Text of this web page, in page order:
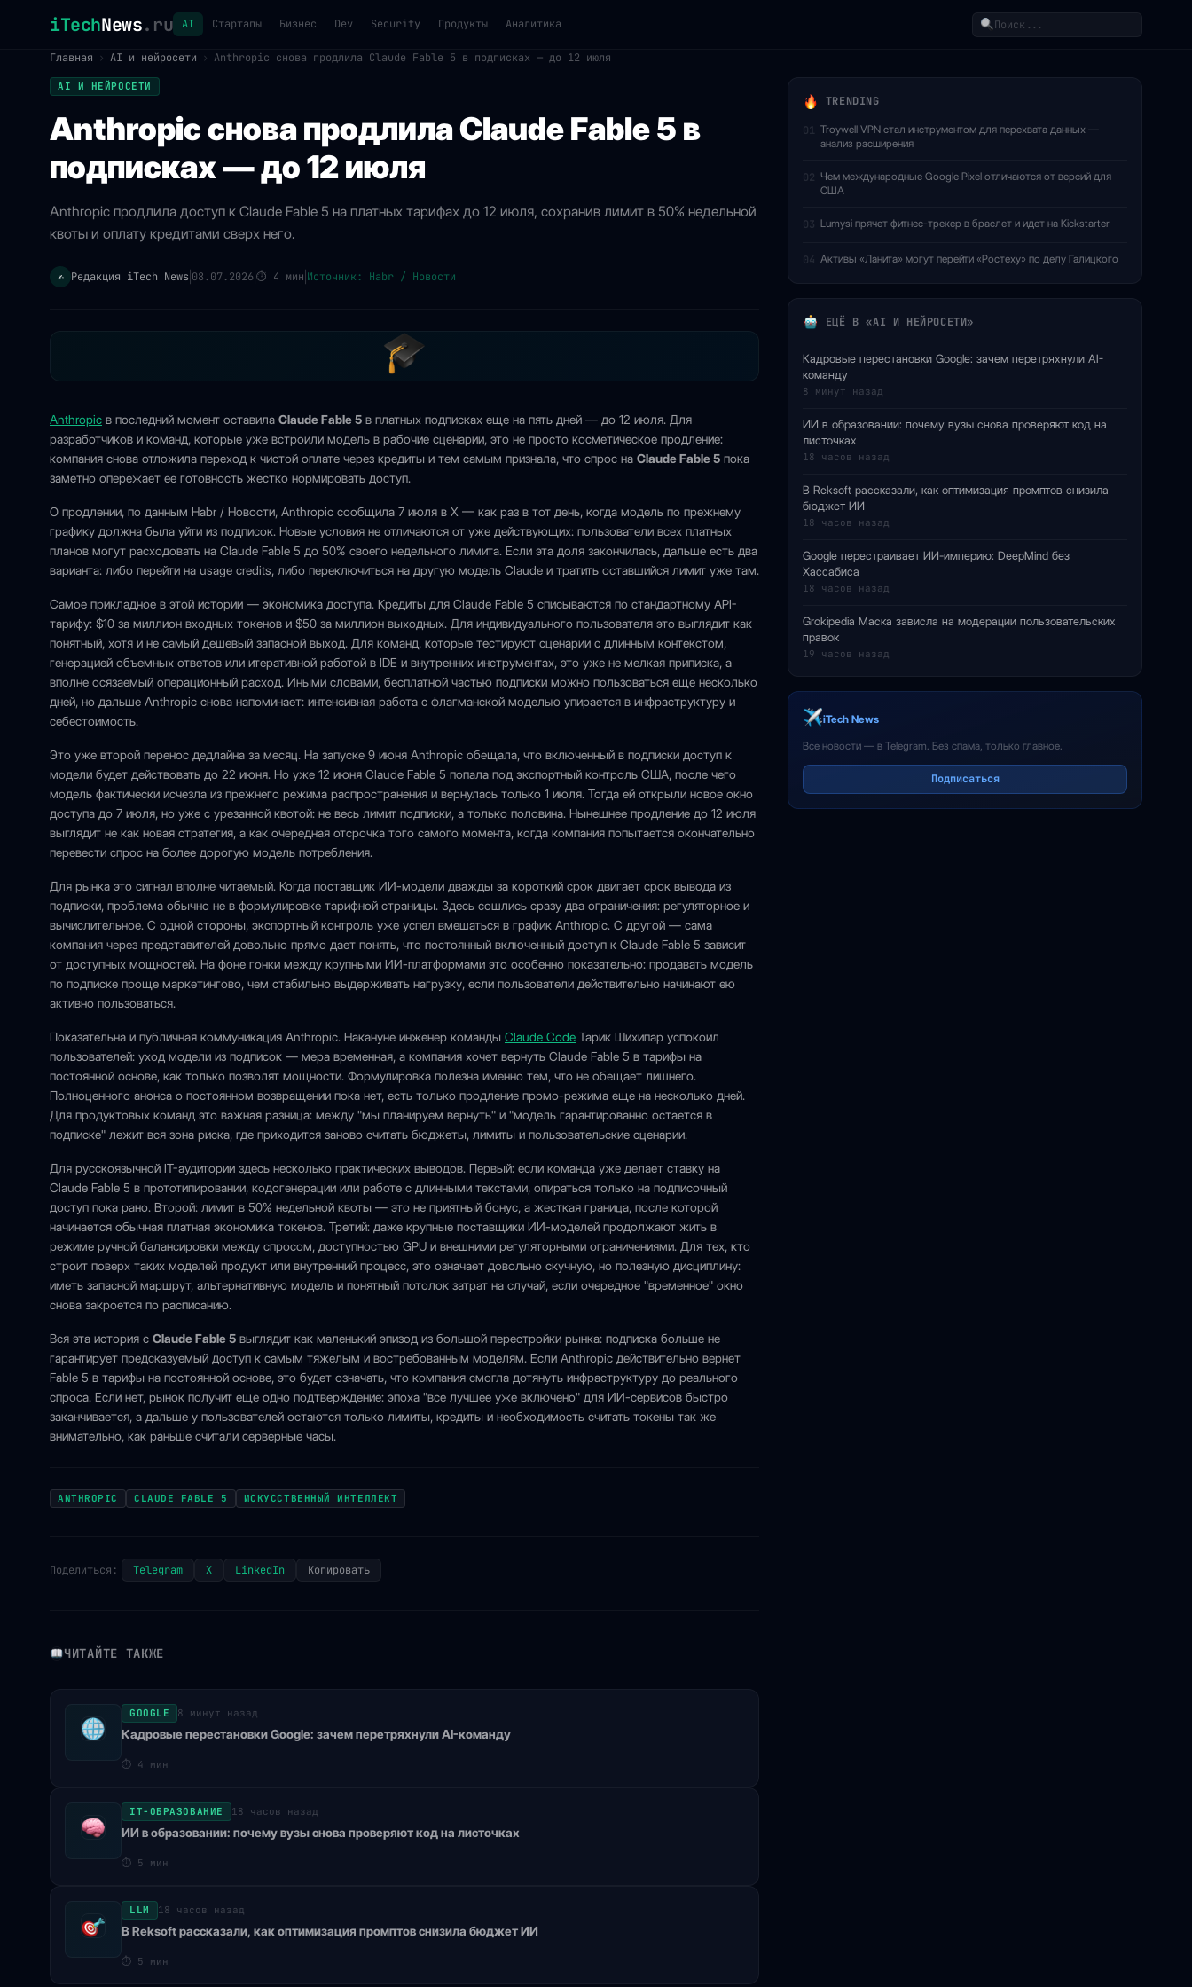
iTechNews.ru AI Стартапы Бизнес Dev Security Продукты Аналитика
Поиск
Главная
› AI и нейросети › Anthropic снова продлила Claude Fable 5 в подписках — до 12 июля
AI И НЕЙРОСЕТИ
Anthropic снова продлила Claude Fable 5 в
подписках — до 12 июля
Anthropic продлила доступ к Claude Fable 5 на платных тарифах до 12 июля, сохранив лимит в 50% недельной
квоты и оплату кредитами сверх него.
✍️ Редакция iTech News 08.07.2026⏱ 4 мин Источник: Habr / Новости
Anthropic в последний момент оставила Claude Fable 5 в платных подписках еще на пять дней — до 12 июля. Для
разработчиков и команд, которые уже встроили модель в рабочие сценарии, это не просто косметическое продление:
компания снова отложила переход к чистой оплате через кредиты и тем самым признала, что спрос на Claude Fable 5 пока
заметно опережает ее готовность жестко нормировать доступ.
О продлении, по данным Habr / Новости, Anthropic сообщила 7 июля в X — как раз в тот день, когда модель по прежнему
графику должна была уйти из подписок. Новые условия не отличаются от уже действующих: пользователи всех платных
планов могут расходовать на Claude Fable 5 до 50% своего недельного лимита. Если эта доля закончилась, дальше есть два
варианта: либо перейти на usage credits, либо переключиться на другую модель Claude и тратить оставшийся лимит уже там.
Самое прикладное в этой истории — экономика доступа. Кредиты для Claude Fable 5 списываются по стандартному API-
тарифу: $10 за миллион входных токенов и $50 за миллион выходных. Для индивидуального пользователя это выглядит как
понятный, хотя и не самый дешевый запасной выход. Для команд, которые тестируют сценарии с длинным контекстом,
генерацией объемных ответов или итеративной работой в IDE и внутренних инструментах, это уже не мелкая приписка, а
вполне осязаемый операционный расход. Иными словами, бесплатной частью подписки можно пользоваться еще несколько
дней, но дальше Anthropic снова напоминает: интенсивная работа с флагманской моделью упирается в инфраструктуру и
себестоимость.
Это уже второй перенос дедлайна за месяц. На запуске 9 июня Anthropic обещала, что включенный в подписки доступ к
модели будет действовать до 22 июня. Но уже 12 июня Claude Fable 5 попала под экспортный контроль США, после чего
модель фактически исчезла из прежнего режима распространения и вернулась только 1 июля. Тогда ей открыли новое окно
доступа до 7 июля, но уже с урезанной квотой: не весь лимит подписки, а только половина. Нынешнее продление до 12 июля
выглядит не как новая стратегия, а как очередная отсрочка того самого момента, когда компания попытается окончательно
перевести спрос на более дорогую модель потребления.
Для рынка это сигнал вполне читаемый. Когда поставщик ИИ-модели дважды за короткий срок двигает срок вывода из
подписки, проблема обычно не в формулировке тарифной страницы. Здесь сошлись сразу два ограничения: регуляторное и
вычислительное. С одной стороны, экспортный контроль уже успел вмешаться в график Anthropic. С другой — сама
компания через представителей довольно прямо дает понять, что постоянный включенный доступ к Claude Fable 5 зависит
от доступных мощностей. На фоне гонки между крупными ИИ-платформами это особенно показательно: продавать модель
по подписке проще маркетингово, чем стабильно выдерживать нагрузку, если пользователи действительно начинают ею
активно пользоваться.
Показательна и публичная коммуникация Anthropic. Накануне инженер команды Claude Code Тарик Шихипар успокоил
пользователей: уход модели из подписок — мера временная, а компания хочет вернуть Claude Fable 5 в тарифы на
постоянной основе, как только позволят мощности. Формулировка полезна именно тем, что не обещает лишнего.
Полноценного анонса о постоянном возвращении пока нет, есть только продление промо-режима еще на несколько дней.
Для продуктовых команд это важная разница: между "мы планируем вернуть" и "модель гарантированно остается в
подписке" лежит вся зона риска, где приходится заново считать бюджеты, лимиты и пользовательские сценарии.
Для русскоязычной IT-аудитории здесь несколько практических выводов. Первый: если команда уже делает ставку на
Claude Fable 5 в прототипировании, кодогенерации или работе с длинными текстами, опираться только на подписочный
доступ пока рано. Второй: лимит в 50% недельной квоты — это не приятный бонус, а жесткая граница, после которой
начинается обычная платная экономика токенов. Третий: даже крупные поставщики ИИ-моделей продолжают жить в
режиме ручной балансировки между спросом, доступностью GPU и внешними регуляторными ограничениями. Для тех, кто
строит поверх таких моделей продукт или внутренний процесс, это означает довольно скучную, но полезную дисциплину:
иметь запасной маршрут, альтернативную модель и понятный потолок затрат на случай, если очередное "временное" окно
снова закроется по расписанию.
Вся эта история с Claude Fable 5 выглядит как маленький эпизод из большой перестройки рынка: подписка больше не
гарантирует предсказуемый доступ к самым тяжелым и востребованным моделям. Если Anthropic действительно вернет
Fable 5 в тарифы на постоянной основе, это будет означать, что компания смогла дотянуть инфраструктуру до реального
спроса. Если нет, рынок получит еще одно подтверждение: эпоха "все лучшее уже включено" для ИИ-сервисов быстро
заканчивается, а дальше у пользователей остаются только лимиты, кредиты и необходимость считать токены так же
внимательно, как раньше считали серверные часы.
ANTHROPIC CLAUDE FABLE 5 ИСКУССТВЕННЫЙ ИНТЕЛЛЕКТ
Поделиться: Telegram X LinkedIn Копировать
ЧИТАЙТЕ ТАКЖЕ
GOOGLE 8 минут назад
Кадровые перестановки Google: зачем перетряхнули AI-команду
⏱ 4 мин
IT-ОБРАЗОВАНИЕ 18 часов назад
ИИ в образовании: почему вузы снова проверяют код на листочках
⏱ 5 мин
LLM 18 часов назад
В Reksoft рассказали, как оптимизация промптов снизила бюджет ИИ
⏱ 5 мин
TRENDING
01 Troywell VPN стал инструментом для перехвата данных —
анализ расширения
02 Чем международные Google Pixel отличаются от версий для
США
03 Lumysi прячет фитнес-трекер в браслет и идет на Kickstarter
04 Активы «Ланита» могут перейти «Ростеху» по делу Галицкого
ЕЩЁ В «AI И НЕЙРОСЕТИ»
Кадровые перестановки Google: зачем перетряхнули AI-
команду
8 минут назад
ИИ в образовании: почему вузы снова проверяют код на
листочках
18 часов назад
В Reksoft рассказали, как оптимизация промптов снизила
бюджет ИИ
18 часов назад
Google перестраивает ИИ-империю: DeepMind без
Хассабиса
18 часов назад
Grokipedia Маска зависла на модерации пользовательских
правок
19 часов назад
iTech News
Все новости — в Telegram. Без спама, только главное.
Подписаться